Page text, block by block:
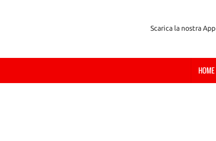
Scarica la nostra App
HOME